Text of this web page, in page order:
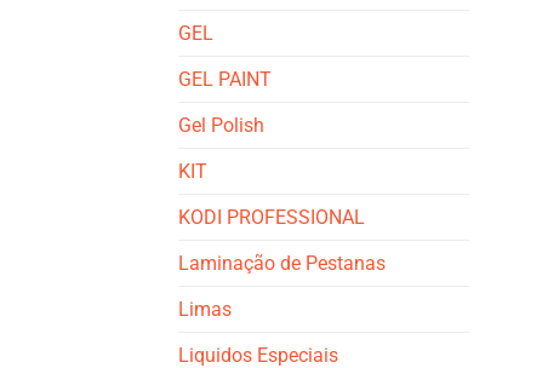
GEL
GEL PAINT
Gel Polish
KIT
KODI PROFESSIONAL
Laminação de Pestanas
Limas
Liquidos Especiais